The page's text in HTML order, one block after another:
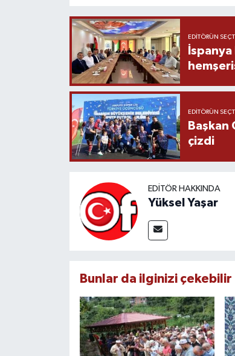
EDITÖRÜN
EDITÖRÜN
Başkan
çizdi
EDITÖR HAKKINDA
Yüksel Yaşar
Bunlar da ilginizi çekebilir